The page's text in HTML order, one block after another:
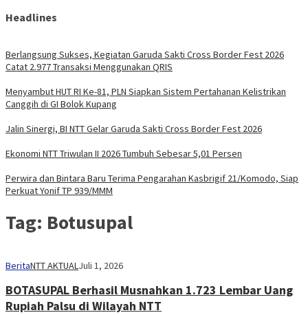
Headlines
Berlangsung Sukses, Kegiatan Garuda Sakti Cross Border Fest 2026
Catat 2.977 Transaksi Menggunakan QRIS
Menyambut HUT RI Ke-81, PLN Siapkan Sistem Pertahanan Kelistrikan
Canggih di GI Bolok Kupang
Jalin Sinergi, BI NTT Gelar Garuda Sakti Cross Border Fest 2026
Ekonomi NTT Triwulan II 2026 Tumbuh Sebesar 5,01 Persen
Perwira dan Bintara Baru Terima Pengarahan Kasbrigif 21/Komodo, Siap
Perkuat Yonif TP 939/MMM
Tag: Botusupal
BeritaNTT AKTUALJuli 1, 2026
BOTASUPAL Berhasil Musnahkan 1.723 Lembar Uang
Rupiah Palsu di Wilayah NTT